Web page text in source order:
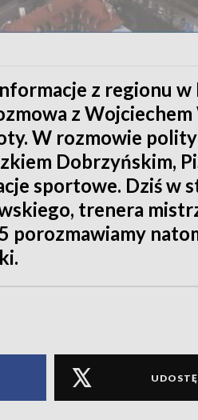
z regionu
z
W rozmowie
Dobrzyńskim,
sportowe. Dziś w
trenera